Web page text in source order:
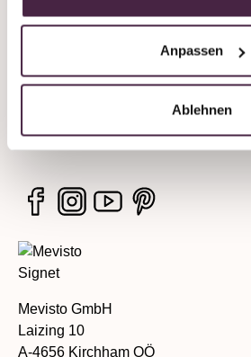
Anpassen
Ablehnen
Services
Mevisto GmbH
Laizing 10
A-4656 Kirchham OÖ